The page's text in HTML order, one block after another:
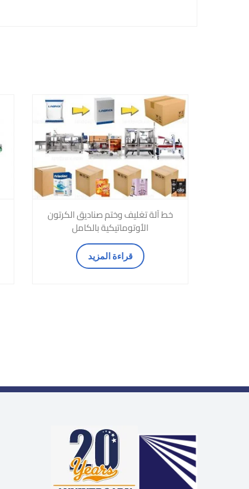
خط آلة تغليف وختم صناديق الكرتون
الأوتوماتيكية بالكامل
قراءة المزيد